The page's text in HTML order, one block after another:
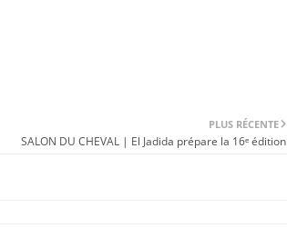
PLUS RÉCENTE
SALON DU CHEVAL | El Jadida prépare la 16ᵉ édition